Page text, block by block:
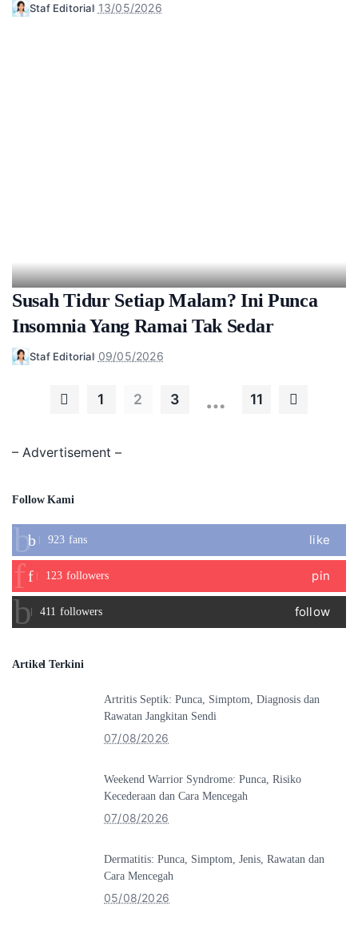
Posted
Staf Editorial 13/05/2026
Susah Tidur Setiap Malam? Ini Punca
Insomnia Yang Ramai Tak Sedar
Posted
Staf Editorial 09/05/2026
1 2 3 … 11
– Advertisement –
Follow Kami
923 fans like
123 followers pin
411 followers follow
Artikel Terkini
Artritis Septik: Punca, Simptom, Diagnosis dan
Rawatan Jangkitan Sendi
07/08/2026
Weekend Warrior Syndrome: Punca, Risiko
Kecederaan dan Cara Mencegah
07/08/2026
Dermatitis: Punca, Simptom, Jenis, Rawatan dan
Cara Mencegah
05/08/2026